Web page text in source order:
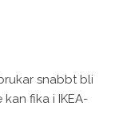
snabbt bli
fika i IKEA-